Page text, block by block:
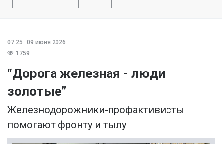
07:25
09 июня 2026
1759
“Дорога железная - люди
золотые”
Железнодорожники-профактивисты
помогают фронту и тылу